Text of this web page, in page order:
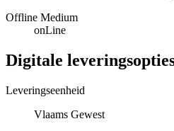
Offline Medium
onLine
Digitale
Leveringseenheid
Vlaams Gewest